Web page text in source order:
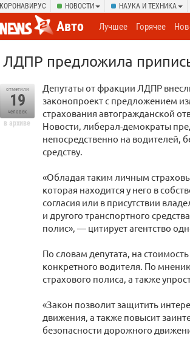
КОРОНАВИРУС НОВОСТИ НАУКА И ТЕХНИКА
Авто Лучшее Горячее
ЛДПР предложила
отметили
19
человек
в архиве
Депутаты от фракции ЛДПР
законопроект с предложением
страхования автогражданской
Новости, либерал-демократы
непосредственно на водителей,
средству.
«Обладая таким личным
которая находится у него в
согласия или в присутствии
и другого транспортного
полис», — цитирует агентство
По словам депутата, на
конкретного водителя. По
страхового полиса, а также
«Закон позволит защитить
движения, а также повысит
безопасности дорожного